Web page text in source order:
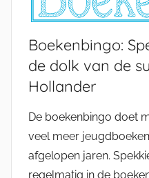
Boekenbingo:
de dolk van de
Hollander
De boekenbingo doet
veel meer
afgelopen jaren.
regelmatig in de